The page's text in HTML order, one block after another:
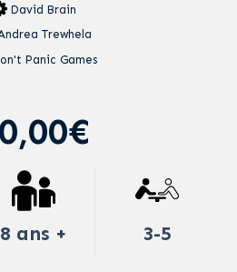
David Brain
Trewhela
Panic Games
8 ans + 3-5